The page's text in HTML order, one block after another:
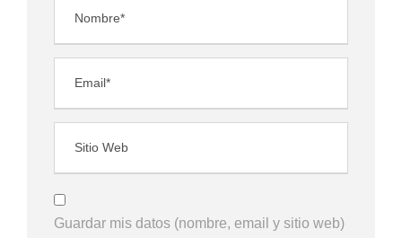
Guardar mis datos (nombre, email y sitio web)